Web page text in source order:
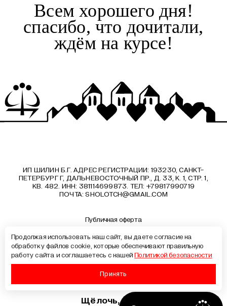
Всем хорошего дня!
спасибо, что дочитали,
ждём на курсе!
ИП ШИЛИН Б.Г. АДРЕС РЕГИСТРАЦИИ: 193230, САНКТ-
ПЕТЕРБУРГ Г, ДАЛЬНЕВОСТОЧНЫЙ ПР., Д. 33, К. 1, СТР. 1,
КВ. 482. ИНН: 381114699873. ТЕЛ: +79817990719
ПОЧТА:SHOLOTCH@GMAIL.COM
Публичная оферта
Документы
Образовательные программы
Лицензия на образовательную деятельность
Сведения об образовательной организации
Щёлочь, 2026
Продолжая использовать наш сайт, вы даете согласие на
обработку файлов cookie, которые обеспечивают правильную
работу сайта и соглашаетесь с нашейПолитикой безопасности
Принять